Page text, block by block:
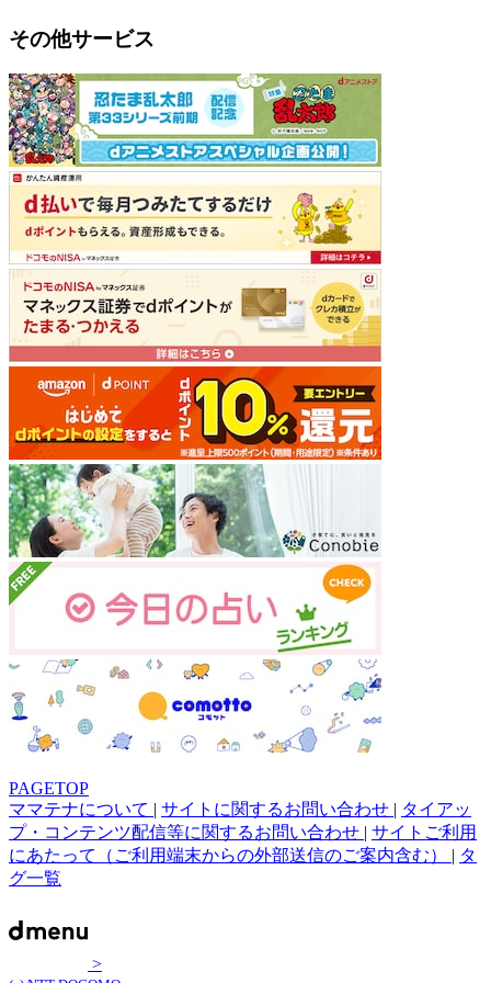
その他サービス
PAGETOP
ママテナについて | サイトに関するお問い合わせ | タイアッ
プ・コンテンツ配信等に関するお問い合わせ | サイトご利用
にあたって（ご利用端末からの外部送信のご案内含む） | タ
グ一覧
>